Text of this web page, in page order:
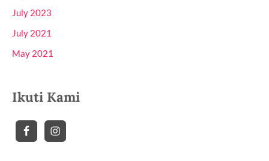
July 2023
July 2021
May 2021
Ikuti Kami